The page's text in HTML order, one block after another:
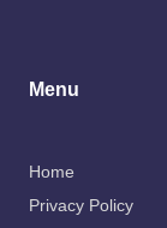
Menu
Home
Privacy Policy